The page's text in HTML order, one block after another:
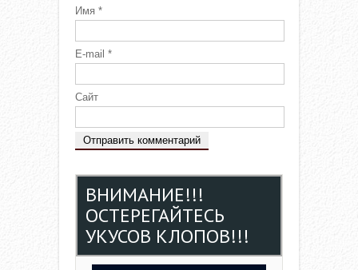
Имя *
E-mail *
Сайт
ВНИМАНИЕ!!!
ОСТЕРЕГАЙТЕСЬ
УКУСОВ КЛОПОВ!!!